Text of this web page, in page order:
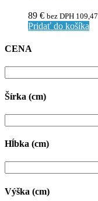
89 € bez DPH 109,47
Pridať do košíka
CENA
Šírka (cm)
Hĺbka (cm)
Výška (cm)